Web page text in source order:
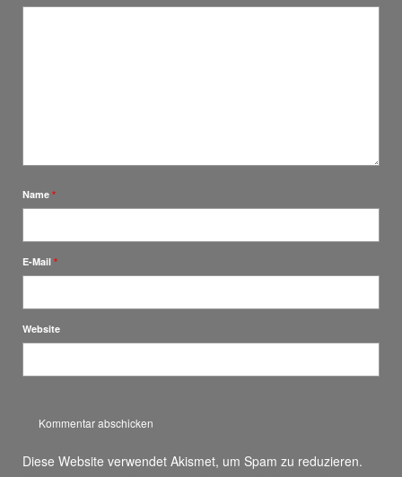
Name *
E-Mail *
Website
Diese Website verwendet Akismet, um Spam zu reduzieren.